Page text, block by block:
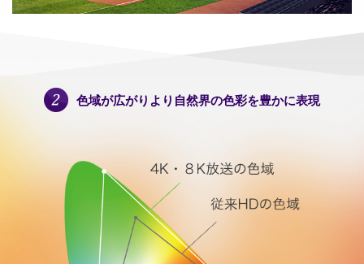
色域が広がりより自然界の色彩を豊かに表現